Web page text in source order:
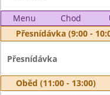
Menu Chod
Přesnídávka (9:00 -
Přesnídávka
Oběd (11:00 - 13:00)